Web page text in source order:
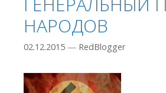
НАРОДОВ
02.12.2015 — RedBlogger